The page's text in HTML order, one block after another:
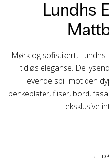
Lundhs
Mørk og sofistikert,
tidløs eleganse. De
levende spill mot den
benkeplater, fliser, bord,
eksklusive